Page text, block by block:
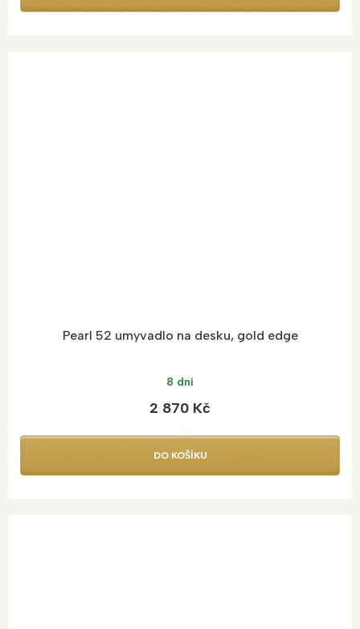
Pearl 52 umyvadlo na desku, gold edge
8 dní
2 870 Kč
DO KOŠÍKU